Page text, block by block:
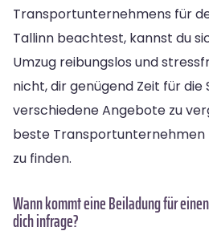
Transportunternehmens für
Tallinn beachtest, kannst du
Umzug reibungslos und
nicht, dir genügend Zeit für die
verschiedene Angebote zu
beste Transportunternehmen
zu finden.
Wann kommt eine Beiladung für
dich infrage?